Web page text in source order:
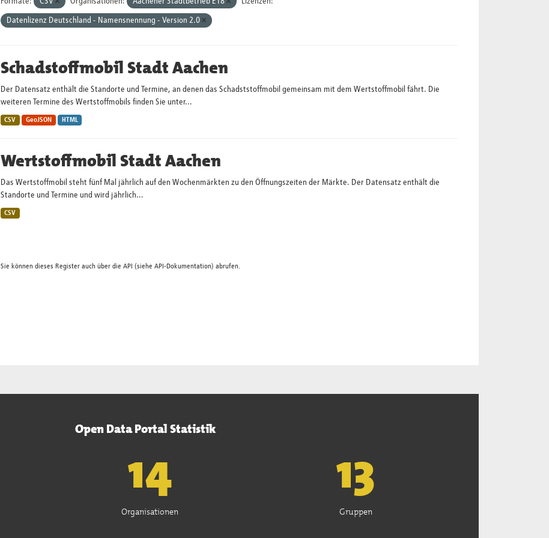
Datenlizenz Deutschland - Namensnennung - Version 2.0
Schadstoffmobil Stadt Aachen
Der Datensatz enthält die Standorte und Termine, an denen das Schadststoffmobil gemeinsam mit dem Wertstoffmobil fährt. Die
weiteren Termine des Wertstoffmobils finden Sie unter...
CSV GeoJSON HTML
Wertstoffmobil Stadt Aachen
Das Wertstoffmobil steht fünf Mal jährlich auf den Wochenmärkten zu den Öffnungszeiten der Märkte. Der Datensatz enthält die
Standorte und Termine und wird jährlich...
CSV
Sie können dieses Register auch über die API (siehe API-Dokumentation) abrufen.
Open Data Portal Statistik
15
Organisationen
13
Gruppen